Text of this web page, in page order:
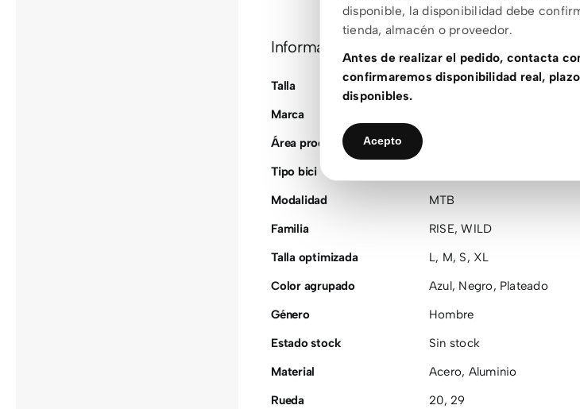
Información adicional
Talla S,M,L,XL
Marca
Área producto
Tipo bici
Modalidad
MTB
Familia
RISE,WILD
Talla optimizada
L, M, S, XL
Color agrupado
Azul, Negro, Plateado
Género
Hombre
Estado stock
Sin stock
Material
Acero, Aluminio
Rueda
20, 29
disponible, la disponibilidad debe
tienda, almacén o proveedor.
Antes de realizar el pedido, contacta
confirmaremos disponibilidad real,
disponibles.
Acepto